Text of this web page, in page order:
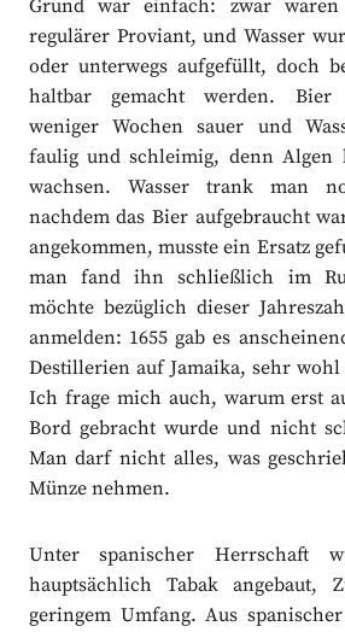
Grund war einfach: zwar
regulärer Proviant, und Wasser
oder unterwegs aufgefüllt, doch
haltbar gemacht werden.
weniger Wochen sauer und
faulig und schleimig, denn Algen
wachsen. Wasser trank man
nachdem das Bier aufgebraucht
angekommen, musste ein Ersatz
man fand ihn schließlich im
möchte bezüglich dieser
anmelden: 1655 gab es
Destillerien auf Jamaika, sehr wohl
Ich frage mich auch, warum erst
Bord gebracht wurde und nicht
Man darf nicht alles, was
Münze nehmen.
Unter spanischer Herrschaft
hauptsächlich Tabak angebaut,
geringem Umfang. Aus